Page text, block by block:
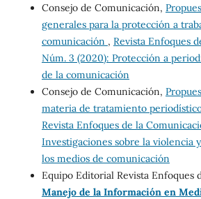
Consejo de Comunicación,
generales para la protección a
comunicación , Revista Enfoques
Núm. 3 (2020): Protección a
de la comunicación
Consejo de Comunicación,
materia de tratamiento
Revista Enfoques de la
Investigaciones sobre la violencia
los medios de comunicación
Equipo Editorial Revista Enfoques
Manejo de la Información en